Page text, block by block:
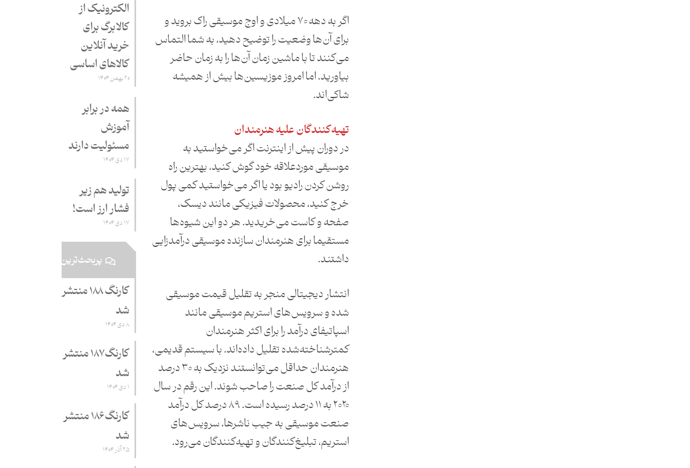
اگر به دهه ۷۰ میلادی و اوج موسیقی راک بروید و
برای آن‌ها وضعیت را توضیح دهید، به شما التماس
می‌کنند تا با ماشین زمان آن‌ها را به زمان حاضر
بیاورید. اما امروز موزیسین‌ها بیش از همیشه
شاکی‌اند.
تهیه‌کنندگان علیه هنرمندان
در دوران پیش از اینترنت اگر می‌خواستید به
موسیقی موردعلاقه خود گوش کنید، بهترین راه
روشن کردن رادیو بود یا اگر می‌خواستید کمی پول
خرج کنید، محصولات فیزیکی مانند دیسک،
صفحه و کاست‌ می‌خریدید. هر دو این شیوه‌ها
مستقیما برای هنرمندان سازنده موسیقی درآمدزایی
داشتند.
انتشار دیجیتالی منجر به تقلیل قیمت موسیقی
شده و سرویس‌های استریم موسیقی مانند
اسپاتیفای درآمد را برای اکثر هنرمندان
کمتر‌شناخته‌شده تقلیل داده‌اند. با سیستم قدیمی،
هنرمندان حداقل می‌توانستند نزدیک به ۳۰ درصد
از درآمد کل صنعت را صاحب شوند. این رقم در سال
۲۰۲۰ به ۱۱ درصد رسیده است. ۸۹ درصد کل درآمد
صنعت موسیقی به جیب ناشرها، سرویس‌های
استریم، تبلیغ‌کنندگان و تهیه‌کنندگان می‌رود.
الکترونیک از
کالابرگ برای
خرید آنلاین
کالاهای اساسی
۲۰ بهمن ۱۴۰۴
همه در برابر
آموزش
مسئولیت دارند
۱۷ دی ۱۴۰۴
تولید هم زیر
فشار ارز است!
۱۷ دی ۱۴۰۴
پربحث‌ترین
کارنگ ۱۸۸ منتشر
شد
۸ دی ۱۴۰۴
کارنگ ۱۸۷ منتشر
شد
۱ دی ۱۴۰۴
کارنگ ۱۸۶ منتشر
شد
۲۵ آذر ۱۴۰۴